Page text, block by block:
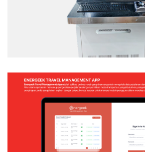
Web Application
ENERGEEK – TRAVEL